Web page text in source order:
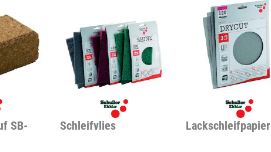
SB-
Schleifvlies Lackschleifpapier